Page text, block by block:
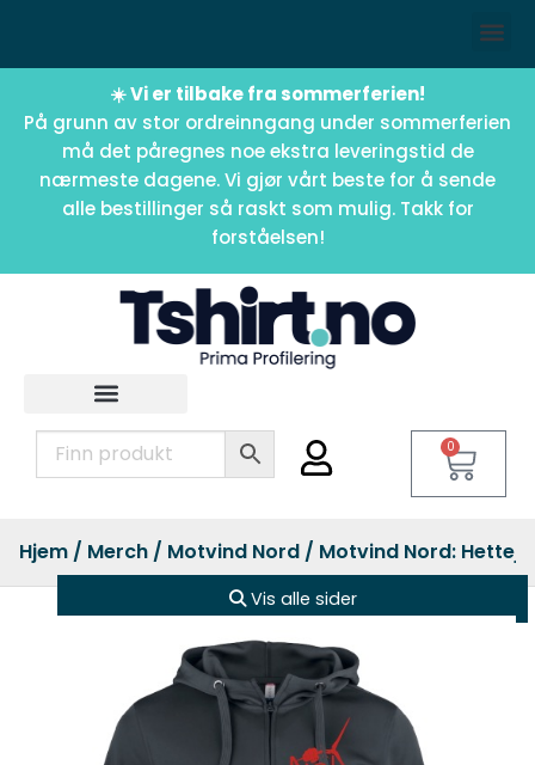
☀️ Vi er tilbake fra sommerferien!
På grunn av stor ordreinngang under sommerferien
må det påregnes noe ekstra leveringstid de
nærmeste dagene. Vi gjør vårt beste for å sende
alle bestillinger så raskt som mulig. Takk for
forståelsen!
0
Hjem / Merch / Motvind Nord / Motvind Nord:
Vis alle sider